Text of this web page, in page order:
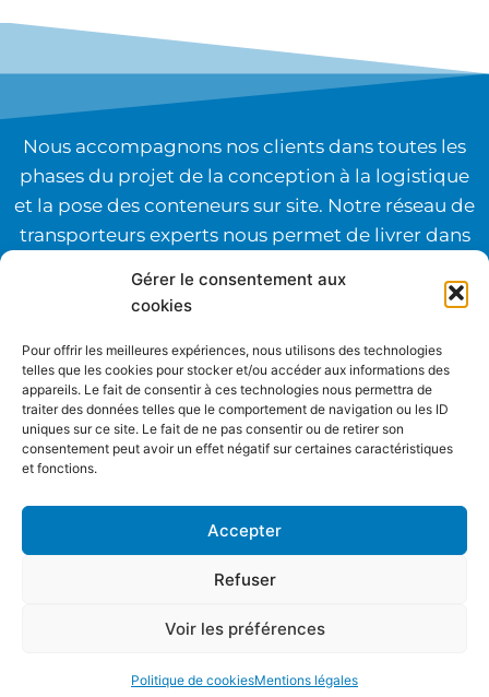
Gérer le consentement aux
cookies
Pour offrir les meilleures expériences, nous utilisons des technologies
telles que les cookies pour stocker et/ou accéder aux informations des
appareils. Le fait de consentir à ces technologies nous permettra de
traiter des données telles que le comportement de navigation ou les ID
uniques sur ce site. Le fait de ne pas consentir ou de retirer son
consentement peut avoir un effet négatif sur certaines caractéristiques
et fonctions.
Accepter
Refuser
Voir les préférences
Politique de cookiesMentions légales
Nous accompagnons nos clients dans toutes les
phases du projet de la conception à la logistique
et la pose des conteneurs sur site. Notre réseau de
transporteurs experts nous permet de livrer dans
disposition pour échanger avec vous sur vos
containers aménagés. Toutes nos solutions sont
disponibles en achat de containers ou location de
conteneurs.
Qui sommes-nous
© 2026 GD-Containers - Tous droits réservés |
Mentions légales
| Politique de cookies